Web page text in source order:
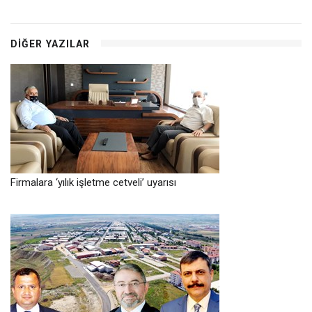
DIĞER YAZILAR
Firmalara ‘yılık işletme cetveli’ uyarısı